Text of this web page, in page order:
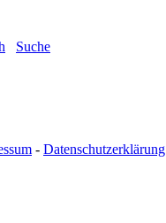
Suche
- Datenschutzerklärung